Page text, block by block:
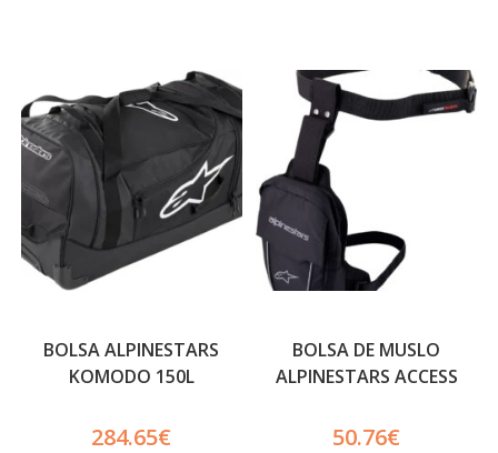
BOLSA ALPINESTARS
KOMODO 150L
284.65€
BOLSA DE MUSLO
ALPINESTARS ACCESS
50.76€